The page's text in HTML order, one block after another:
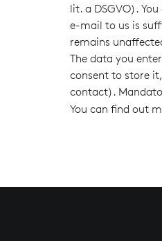
lit. a DSGVO).
e-mail to us is
remains
The data you
consent to store
contact).
You can find out